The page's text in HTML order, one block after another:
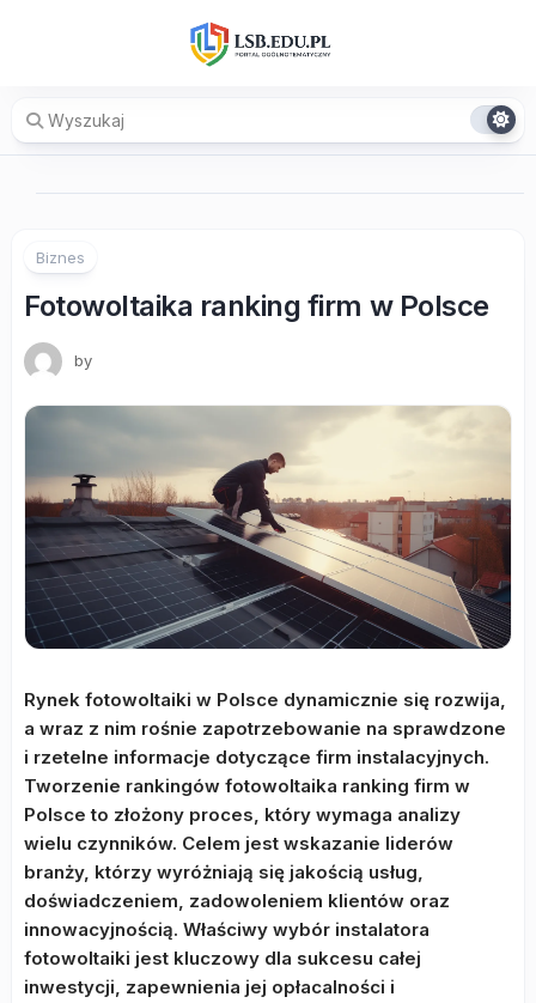
Biznes
Fotowoltaika ranking firm w Polsce
by
Rynek fotowoltaiki w Polsce dynamicznie się rozwija,
a wraz z nim rośnie zapotrzebowanie na sprawdzone
i rzetelne informacje dotyczące firm instalacyjnych.
Tworzenie rankingów fotowoltaika ranking firm w
Polsce to złożony proces, który wymaga analizy
wielu czynników. Celem jest wskazanie liderów
branży, którzy wyróżniają się jakością usług,
doświadczeniem, zadowoleniem klientów oraz
innowacyjnością. Właściwy wybór instalatora
fotowoltaiki jest kluczowy dla sukcesu całej
inwestycji, zapewnienia jej opłacalności i